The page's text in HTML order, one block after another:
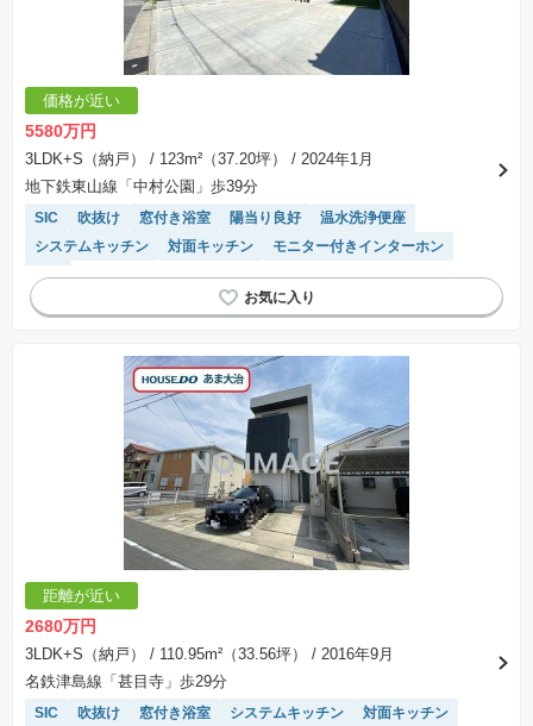
価格が近い
5580万円
3LDK+S（納戸） / 123m²（37.20坪）
/ 2024年1月
地下鉄東山線「中村公園」歩39分
SIC 吹抜け 窓付き浴室 陽当り良好
温水洗浄便座
システムキッチン
対面キッチン
モニター付きインターホン
WIC
距離が近い
2680万円
3LDK+S（納戸） / 110.95m²（33.56坪）
/ 2016年9月
名鉄津島線「甚目寺」歩29分
SIC 吹抜け 窓付き浴室 システムキッチン
対面キッチン